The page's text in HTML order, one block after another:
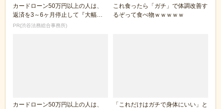
カードローン50万円以上の人は、
返済を3～6ヶ月停止して『大幅に
減額してから返済...
PR(渋谷法務総合事務所)
これ食ったら「ガチ」で体調改善す
るぞって食べ物ｗｗｗｗｗ
カードローン50万円以上の人は、
「これだけはガチで身体にいい」と